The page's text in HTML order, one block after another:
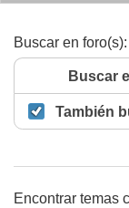
Buscar en foro(s):
Buscar
También
Encontrar temas